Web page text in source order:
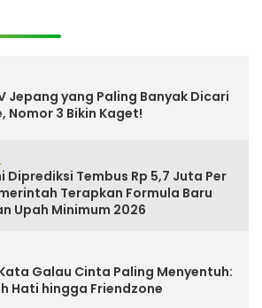
Jepang yang Paling Banyak Dicari
Nomor 3 Bikin Kaget!
Diprediksi Tembus Rp 5,7 Juta Per
Terapkan Formula Baru
Upah Minimum 2026
Galau Cinta Paling Menyentuh:
Hati hingga Friendzone